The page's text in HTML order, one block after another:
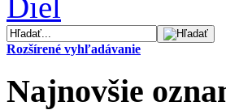
Rozšírené vyhľadávanie
Najnovšie